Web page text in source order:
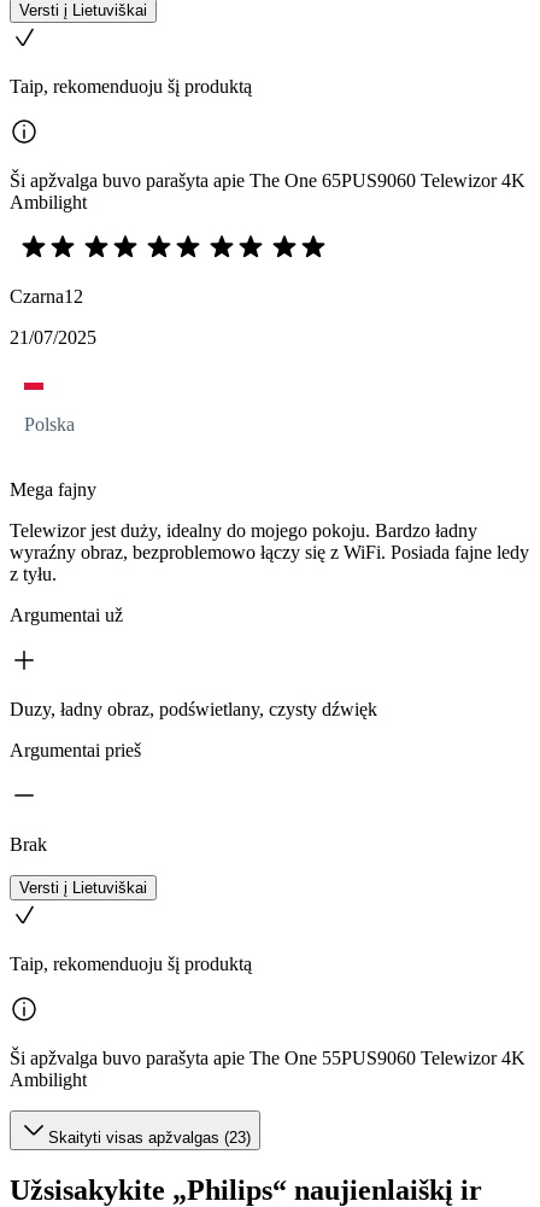
Versti į Lietuviškai
Taip, rekomenduoju šį produktą
Ši apžvalga buvo parašyta apie The One 65PUS9060 Telewizor 4K
Ambilight
Czarna12
21/07/2025
Polska
Mega fajny
Telewizor jest duży, idealny do mojego pokoju. Bardzo ładny
wyraźny obraz, bezproblemowo łączy się z WiFi. Posiada fajne ledy
z tyłu.
Argumentai už
Duzy, ładny obraz, podświetlany, czysty dźwięk
Argumentai prieš
Brak
Versti į Lietuviškai
Taip, rekomenduoju šį produktą
Ši apžvalga buvo parašyta apie The One 55PUS9060 Telewizor 4K
Ambilight
Skaityti visas apžvalgas (23)
Užsisakykite „Philips“ naujienlaiškį ir